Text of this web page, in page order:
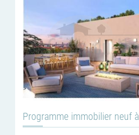
Programme immobilier neuf à